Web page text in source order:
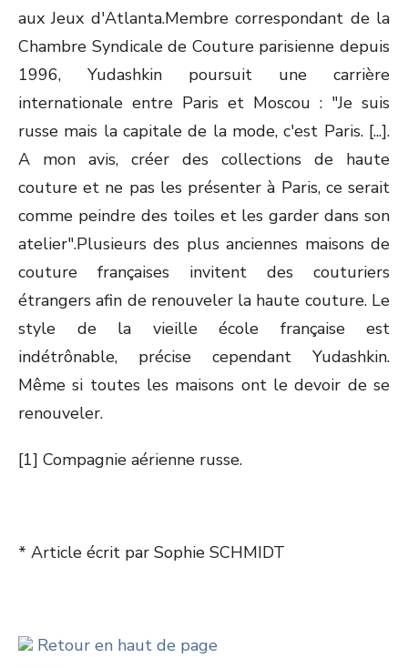
aux Jeux d'Atlanta.Membre correspondant de la
Chambre Syndicale de Couture parisienne depuis
1996, Yudashkin poursuit une carrière
internationale entre Paris et Moscou : "Je suis
russe mais la capitale de la mode, c'est Paris. [...].
A mon avis, créer des collections de haute
couture et ne pas les présenter à Paris, ce serait
comme peindre des toiles et les garder dans son
atelier".Plusieurs des plus anciennes maisons de
couture françaises invitent des couturiers
étrangers afin de renouveler la haute couture. Le
style de la vieille école française est
indétrônable, précise cependant Yudashkin.
Même si toutes les maisons ont le devoir de se
renouveler.
[1] Compagnie aérienne russe.
* Article écrit par Sophie SCHMIDT
Retour en haut de page